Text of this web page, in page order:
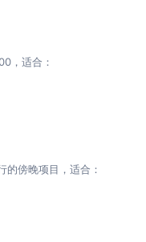
，适合：
的傍晚项目，适合：